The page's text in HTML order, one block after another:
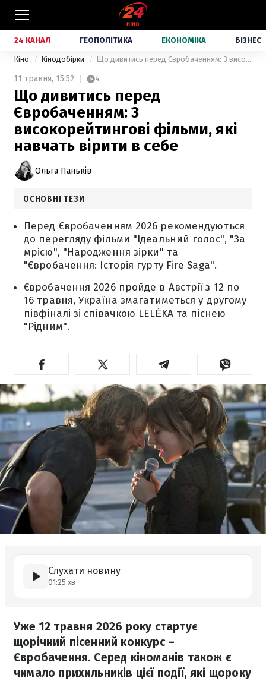
24 КАНАЛ ГЕОПОЛІТИКА ЕКОНОМІКА БІЗНЕС
Кіно Кінодобірки Що дивитись перед Євробаченням: 3 високорейтингові фільми, які навчать вірити в себе
11 травня, 15:52 4
Що дивитись перед
Євробаченням: 3
високорейтингові фільми, які
навчать вірити в себе
Ольга Паньків
ОСНОВНІ ТЕЗИ
Перед Євробаченням 2026 рекомендуються
до перегляду фільми "Ідеальний голос", "За
мрією", "Народження зірки" та
"Євробачення: Історія гурту Fire Saga".
Євробачення 2026 пройде в Австрії з 12 по
16 травня, Україна змагатиметься у другому
півфіналі зі співачкою LELÉKA та піснею
"Рідним".
Слухати новину
01:25 хв
Уже 12 травня 2026 року стартує
щорічний пісенний конкурс –
Євробачення. Серед кіноманів також є
чимало прихильників цієї події, які щороку